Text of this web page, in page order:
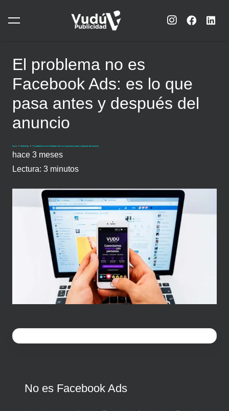
El problema no es
Facebook Ads: es lo que
pasa antes y después del
anuncio
Inicio Marketing El problema no es Facebook Ads: es lo que pasa antes y después del anuncio
hace 3 meses
Lectura: 3 minutos
No es Facebook Ads